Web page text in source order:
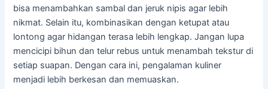
bisa menambahkan sambal dan jeruk nipis agar lebih
nikmat. Selain itu, kombinasikan dengan ketupat atau
lontong agar hidangan terasa lebih lengkap. Jangan lupa
mencicipi bihun dan telur rebus untuk menambah tekstur di
setiap suapan. Dengan cara ini, pengalaman kuliner
menjadi lebih berkesan dan memuaskan.